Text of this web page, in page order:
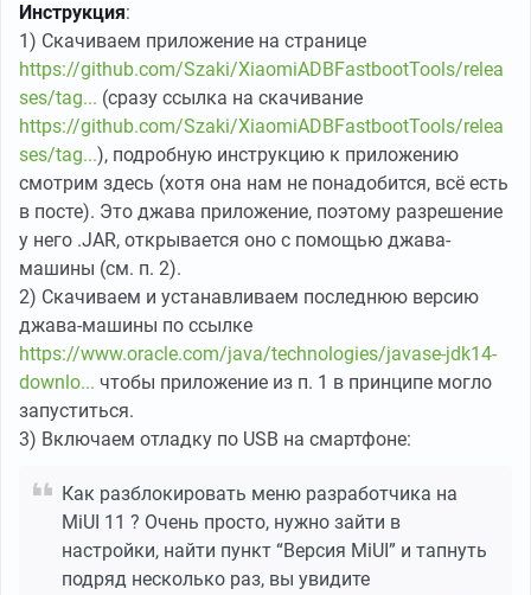
Инструкция:
1) Скачиваем приложение на странице
https://github.com/Szaki/XiaomiADBFastbootTools/relea
ses/tag... (сразу ссылка на скачивание
https://github.com/Szaki/XiaomiADBFastbootTools/relea
ses/tag...), подробную инструкцию к приложению
смотрим здесь (хотя она нам не понадобится, всё есть
в посте). Это джава приложение, поэтому разрешение
у него .JAR, открывается оно с помощью джава-
машины (см. п. 2).
2) Скачиваем и устанавливаем последнюю версию
джава-машины по ссылке
https://www.oracle.com/java/technologies/javase-jdk14-
downlo... чтобы приложение из п. 1 в принципе могло
запуститься.
3) Включаем отладку по USB на смартфоне:
Как разблокировать меню разработчика на
MiUI 11 ? Очень просто, нужно зайти в
настройки, найти пункт “Версия MiUI” и тапнуть
подряд несколько раз, вы увидите